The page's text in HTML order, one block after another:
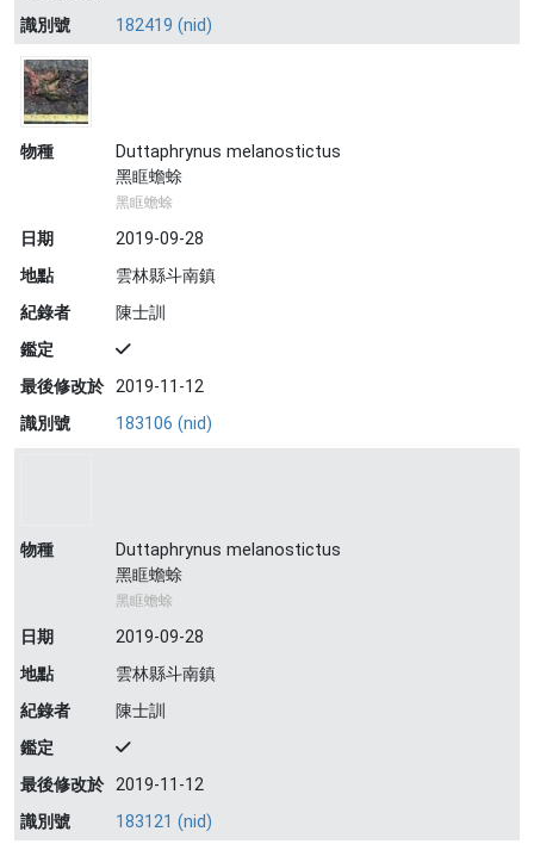
識別號
182419 (nid)
物種
Duttaphrynus melanostictus
黑眶蟾蜍
黑眶蟾蜍
日期
2019-09-28
地點
雲林縣斗南鎮
紀錄者
陳士訓
鑑定
最後修改於 2019-11-12
識別號
183106 (nid)
物種
Duttaphrynus melanostictus
黑眶蟾蜍
黑眶蟾蜍
日期
2019-09-28
地點
雲林縣斗南鎮
紀錄者
陳士訓
鑑定
最後修改於 2019-11-12
識別號
183121 (nid)